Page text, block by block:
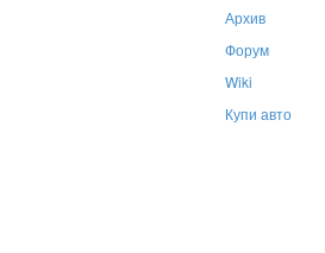
Архив
Форум
Wiki
Купи авто